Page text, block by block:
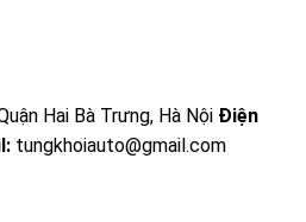
Hai Bà Trưng, Hà Nội Điện
tungkhoiauto@gmail.com